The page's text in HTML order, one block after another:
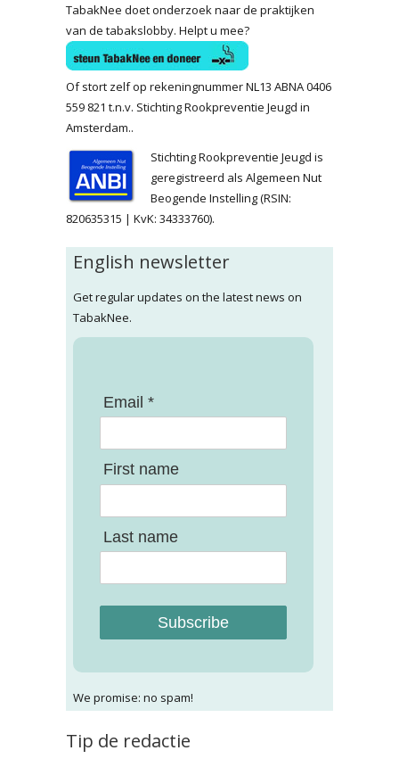
TabakNee doet onderzoek naar de praktijken
van de tabakslobby. Helpt u mee?
Of stort zelf op rekeningnummer NL13 ABNA 0406
559 821 t.n.v. Stichting Rookpreventie Jeugd in
Amsterdam..
Stichting Rookpreventie Jeugd is
geregistreerd als Algemeen Nut
Beogende Instelling (RSIN:
820635315 | KvK: 34333760).
English newsletter
Get regular updates on the latest news on
TabakNee.
Email *
First name
Last name
Subscribe
We promise: no spam!
Tip de redactie